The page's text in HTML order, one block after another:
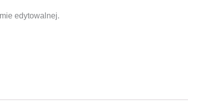
edytowalnej.